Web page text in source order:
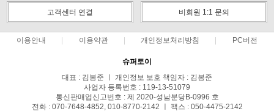
고객센터 연결 비회원 1:1 문의
이용안내 이용약관 개인정보처리방침 PC버전
슈퍼토이
대표 : 김봉준 ㅣ 개인정보 보호 책임자 : 김봉준
사업자 등록번호 : 119-13-51079
통신판매업신고번호 : 제 2020-성남분당B-0996 호
전화 : 070-7648-4852, 010-8770-2142 ㅣ 팩스 : 050-4475-2142